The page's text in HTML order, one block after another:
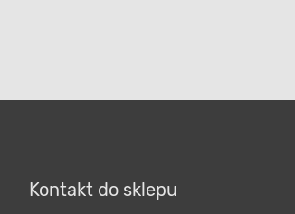
Kontakt do sklepu